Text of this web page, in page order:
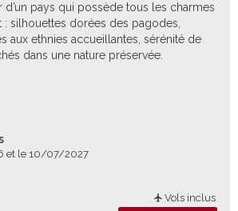
pays qui possède tous les charmes
: silhouettes dorées des pagodes,
aux ethnies accueillantes, sérénité de
dans une nature préservée.
et le 10/07/2027
Vols inclus